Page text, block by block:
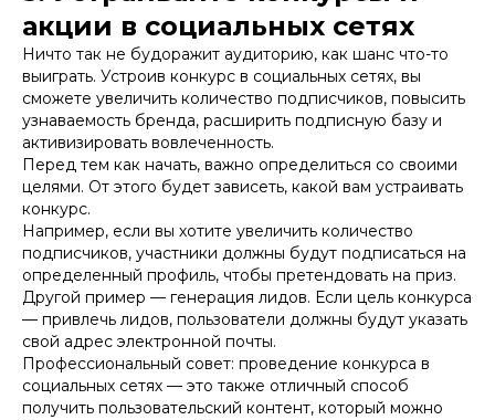
акции в социальных сетях
Ничто так не будоражит аудиторию, как шанс что-то
выиграть. Устроив конкурс в социальных сетях, вы
сможете увеличить количество подписчиков, повысить
узнаваемость бренда, расширить подписную базу и
активизировать вовлеченность.
Перед тем как начать, важно определиться со своими
целями. От этого будет зависеть, какой вам устраивать
конкурс.
Например, если вы хотите увеличить количество
подписчиков, участники должны будут подписаться на
определенный профиль, чтобы претендовать на приз.
Другой пример — генерация лидов. Если цель конкурса
— привлечь лидов, пользователи должны будут указать
свой адрес электронной почты.
Профессиональный совет: проведение конкурса в
социальных сетях — это также отличный способ
получить пользовательский контент, который можно